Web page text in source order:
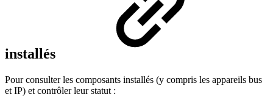
installés
Pour consulter les composants installés (y compris les appareils bus
et IP) et contrôler leur statut :